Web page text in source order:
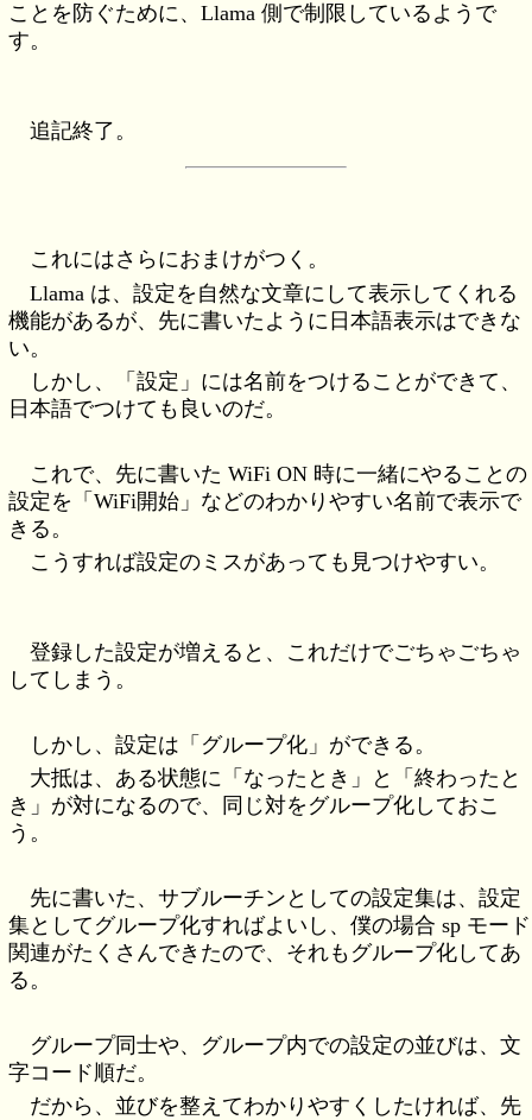
ことを防ぐために、Llama 側で制限しているようで
す。
追記終了。
これにはさらにおまけがつく。
Llama は、設定を自然な文章にして表示してくれる
機能があるが、先に書いたように日本語表示はできな
い。
しかし、「設定」には名前をつけることができて、
日本語でつけても良いのだ。
これで、先に書いた WiFi ON 時に一緒にやることの
設定を「WiFi開始」などのわかりやすい名前で表示で
きる。
こうすれば設定のミスがあっても見つけやすい。
登録した設定が増えると、これだけでごちゃごちゃ
してしまう。
しかし、設定は「グループ化」ができる。
大抵は、ある状態に「なったとき」と「終わったと
き」が対になるので、同じ対をグループ化しておこ
う。
先に書いた、サブルーチンとしての設定集は、設定
集としてグループ化すればよいし、僕の場合 sp モード
関連がたくさんできたので、それもグループ化してあ
る。
グループ同士や、グループ内での設定の並びは、文
字コード順だ。
だから、並びを整えてわかりやすくしたければ、先